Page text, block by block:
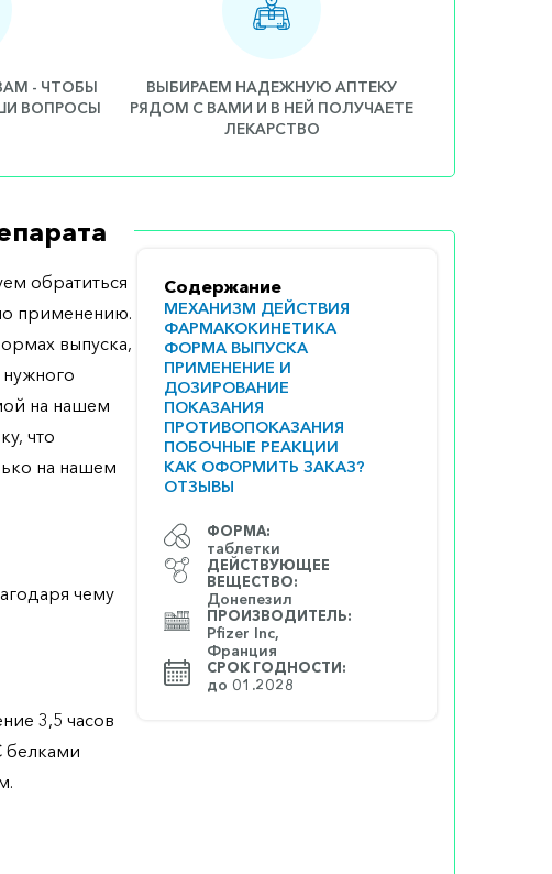
- ЧТОБЫ
ВОПРОСЫ
ВЫБИРАЕМ НАДЕЖНУЮ АПТЕКУ
РЯДОМ С ВАМИ И В НЕЙ ПОЛУЧАЕТЕ
ЛЕКАРСТВО
Содержание
МЕХАНИЗМ ДЕЙСТВИЯ
ФАРМАКОКИНЕТИКА
ФОРМА ВЫПУСКА
ПРИМЕНЕНИЕ И
ДОЗИРОВАНИЕ
ПОКАЗАНИЯ
ПРОТИВОПОКАЗАНИЯ
ПОБОЧНЫЕ РЕАКЦИИ
КАК ОФОРМИТЬ ЗАКАЗ?
ОТЗЫВЫ
ФОРМА:
таблетки
ДЕЙСТВУЮЩЕЕ
ВЕЩЕСТВО:
Донепезил
ПРОИЗВОДИТЕЛЬ:
Pfizer Inc,
Франция
СРОК ГОДНОСТИ:
до 01.2028
обратиться
применению.
выпуска,
на нашем
что
на нашем
чему
3,5 часов
белками